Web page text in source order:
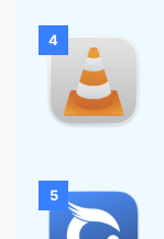
4
5